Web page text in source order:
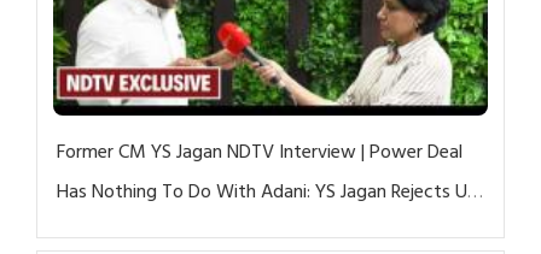
Former CM YS Jagan NDTV Interview | Power Deal
Has Nothing To Do With Adani: YS Jagan Rejects US
Charges